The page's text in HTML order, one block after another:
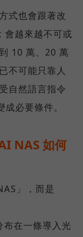
式也會跟著改
越來越不可或
10 萬、20 萬
不可能只靠人
自然語言指令
必要條件。
NAS 如何
」，而是
在一條導入光